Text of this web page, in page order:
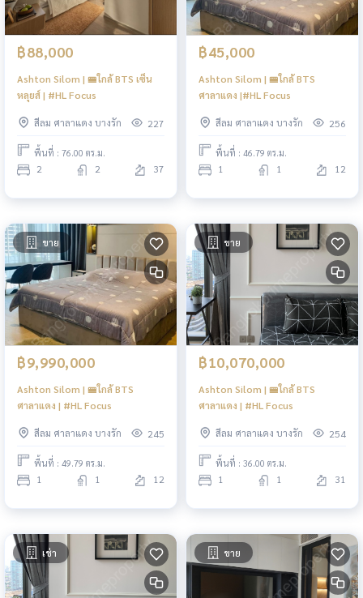
฿88,000
Ashton Silom | 🚝ใกล้ BTS เซ็น
หลุยส์ | #HL Focus
สีลม ศาลาแดง บางรัก 227
พื้นที่ : 76.00 ตร.ม.
2 2 37
฿45,000
Ashton Silom | 🚝ใกล้ BTS
ศาลาแดง |#HL Focus
สีลม ศาลาแดง บางรัก 256
พื้นที่ : 46.79 ตร.ม.
1 1 12
ขาย
฿9,990,000
Ashton Silom | 🚝ใกล้ BTS
ศาลาแดง | #HL Focus
สีลม ศาลาแดง บางรัก 245
พื้นที่ : 49.79 ตร.ม.
1 1 12
ขาย
฿10,070,000
Ashton Silom | 🚝ใกล้ BTS
ศาลาแดง | #HL Focus
สีลม ศาลาแดง บางรัก 254
พื้นที่ : 36.00 ตร.ม.
1 1 31
เช่า ขาย